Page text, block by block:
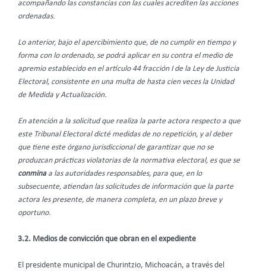
acompañando las constancias con las cuales acrediten las acciones
ordenadas.
Lo anterior, bajo el apercibimiento que, de no cumplir en tiempo y
forma con lo ordenado, se podrá aplicar en su contra el medio de
apremio establecido en el artículo 44 fracción I de la Ley de Justicia
Electoral, consistente en una multa de hasta cien veces la Unidad
de Medida y Actualización.
En atención a la solicitud que realiza la parte actora respecto a que
este Tribunal Electoral dicté medidas de no repetición, y al deber
que tiene este órgano jurisdiccional de garantizar que no se
produzcan prácticas violatorias de la normativa electoral, es que se
conminaa las autoridades responsables, para que, en lo
subsecuente, atiendan las solicitudes de información que la parte
actora les presente, de manera completa, en un plazo breve y
oportuno.
3.2. Medios de convicción que obran en el expediente
El presidente municipal de Churintzio, Michoacán, a través del